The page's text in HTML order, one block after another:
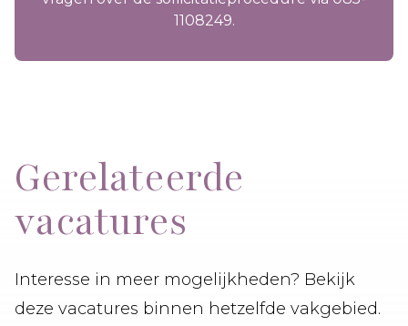
1108249.
Gerelateerde
vacatures
Interesse in meer mogelijkheden? Bekijk
deze vacatures binnen hetzelfde vakgebied.